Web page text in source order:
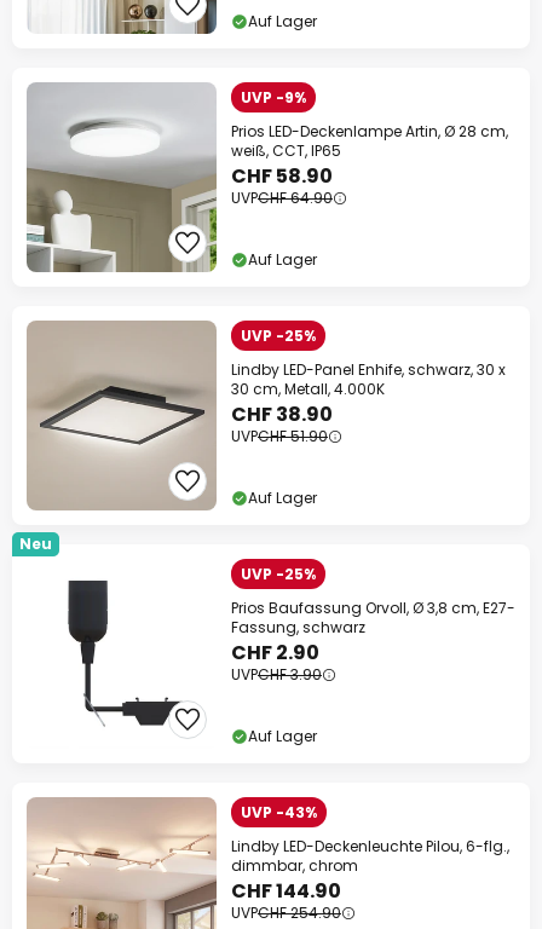
Auf Lager
UVP -9%
Prios LED-Deckenlampe Artin, Ø 28 cm,
weiß, CCT, IP65
CHF 58.90
UVPCHF 64.90
Auf Lager
UVP -25%
Lindby LED-Panel Enhife, schwarz, 30 x
30 cm, Metall, 4.000K
CHF 38.90
UVPCHF 51.90
Auf Lager
Neu
UVP -25%
Prios Baufassung Orvoll, Ø 3,8 cm, E27-
Fassung, schwarz
CHF 2.90
UVPCHF 3.90
Auf Lager
UVP -43%
Lindby LED-Deckenleuchte Pilou, 6-flg.,
dimmbar, chrom
CHF 144.90
UVPCHF 254.90